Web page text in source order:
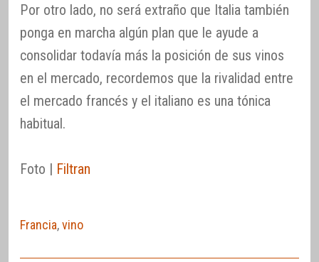
Por otro lado, no será extraño que Italia también
ponga en marcha algún plan que le ayude a
consolidar todavía más la posición de sus vinos
en el mercado, recordemos que la rivalidad entre
el mercado francés y el italiano es una tónica
habitual.
Foto | Filtran
Francia,vino